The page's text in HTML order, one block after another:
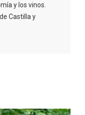
y los vinos.
Castilla y
en el